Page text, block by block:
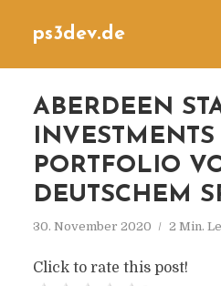
ps3dev.de
ABERDEEN
INVESTMENTS
PORTFOLIO
DEUTSCHEM
30. November 2020 2 Min.
Click to rate this post!